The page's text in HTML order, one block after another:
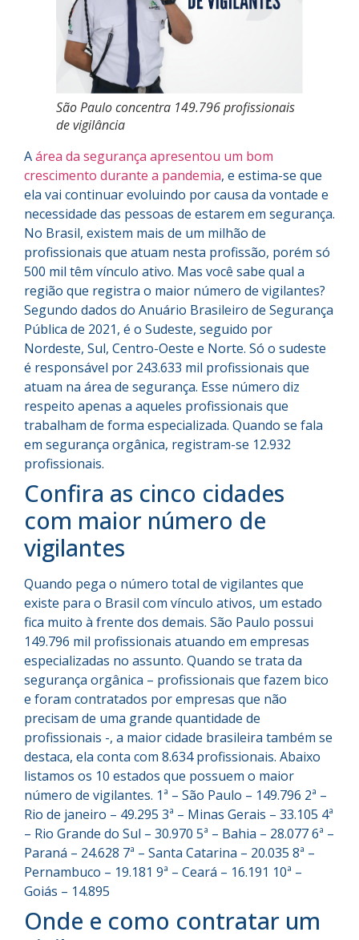
São Paulo concentra 149.796 profissionais
de vigilância
Aárea da segurança apresentou um bom
crescimento durante a pandemia, e estima-se que
ela vai continuar evoluindo por causa da vontade e
necessidade das pessoas de estarem em segurança.
No Brasil, existem mais de um milhão de
profissionais que atuam nesta profissão, porém só
500 mil têm vínculo ativo. Mas você sabe qual a
região que registra o maior número de vigilantes?
Segundo dados do Anuário Brasileiro de Segurança
Pública de 2021, é o Sudeste, seguido por
Nordeste, Sul, Centro-Oeste e Norte. Só o sudeste
é responsável por 243.633 mil profissionais que
atuam na área de segurança. Esse número diz
respeito apenas a aqueles profissionais que
trabalham de forma especializada. Quando se fala
em segurança orgânica, registram-se 12.932
profissionais.
Confira as cinco cidades
com maior número de
vigilantes
Quando pega o número total de vigilantes que
existe para o Brasil com vínculo ativos, um estado
fica muito à frente dos demais. São Paulo possui
149.796 mil profissionais atuando em empresas
especializadas no assunto. Quando se trata da
segurança orgânica – profissionais que fazem bico
e foram contratados por empresas que não
precisam de uma grande quantidade de
profissionais -, a maior cidade brasileira também se
destaca, ela conta com 8.634 profissionais. Abaixo
listamos os 10 estados que possuem o maior
número de vigilantes. 1ª – São Paulo – 149.796 2ª –
Rio de janeiro – 49.295 3ª – Minas Gerais – 33.105 4ª
– Rio Grande do Sul – 30.970 5ª – Bahia – 28.077 6ª –
Paraná – 24.628 7ª – Santa Catarina – 20.035 8ª –
Pernambuco – 19.181 9ª – Ceará – 16.191 10ª –
Goiás – 14.895
Onde e como contratar um